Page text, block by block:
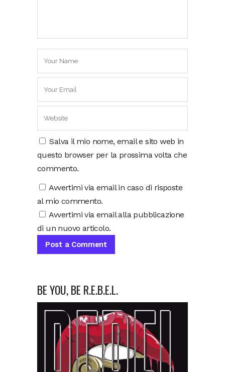
Salva il mio nome, email e sito web in
questo browser per la prossima volta che
commento.
Avvertimi via email in caso di risposte
al mio commento.
Avvertimi via email alla pubblicazione
di un nuovo articolo.
BE YOU, BE R.E.B.E.L.